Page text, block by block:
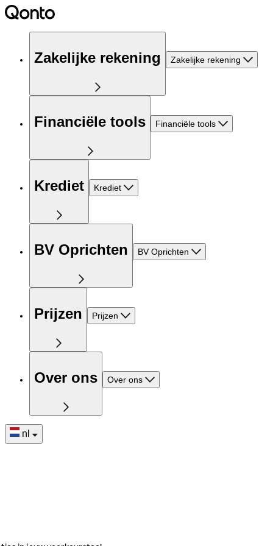
Zakelijke rekening Zakelijke rekening
Financiële tools Financiële tools
Krediet Krediet
BV Oprichten BV Oprichten
Prijzen Prijzen
Over ons Over ons
nl